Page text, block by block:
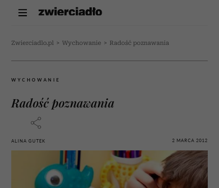
Zwierciadlo.pl > Wychowanie > Radość poznawania
WYCHOWANIE
Radość poznawania
ALINA GUTEK 2 MARCA 2012